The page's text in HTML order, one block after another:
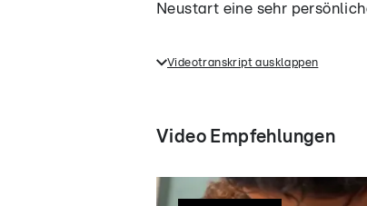
Neustart eine sehr
Bei 'Goodbye Deutschland'
Videotranskript ausklappen
Video Empfehlungen